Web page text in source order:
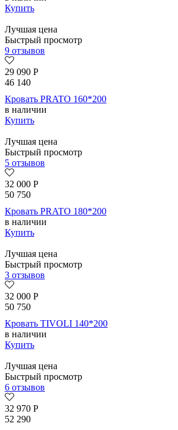
Купить
Лучшая цена
Быстрый просмотр
9 отзывов
29 090 Р
46 140
Кровать PRATO 160*200
в наличии
Купить
Лучшая цена
Быстрый просмотр
5 отзывов
32 000 Р
50 750
Кровать PRATO 180*200
в наличии
Купить
Лучшая цена
Быстрый просмотр
3 отзывов
32 000 Р
50 750
Кровать TIVOLI 140*200
в наличии
Купить
Лучшая цена
Быстрый просмотр
6 отзывов
32 970 Р
52 290